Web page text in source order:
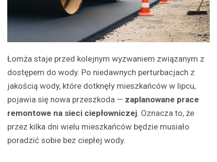
Łomża staje przed kolejnym wyzwaniem związanym z
dostępem do wody. Po niedawnych perturbacjach z
jakością wody, które dotknęły mieszkańców w lipcu,
pojawia się nowa przeszkoda — zaplanowane prace
remontowe na sieci ciepłowniczej. Oznacza to, że
przez kilka dni wielu mieszkańców będzie musiało
poradzić sobie bez ciepłej wody.